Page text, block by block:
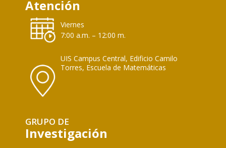
Atención
Viernes
7:00 a.m. – 12:00 m.
UIS Campus Central, Edificio Camilo
Torres, Escuela de Matemáticas
GRUPO DE
Investigación